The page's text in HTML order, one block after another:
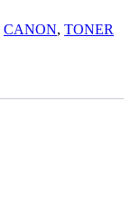
CANON, TONER